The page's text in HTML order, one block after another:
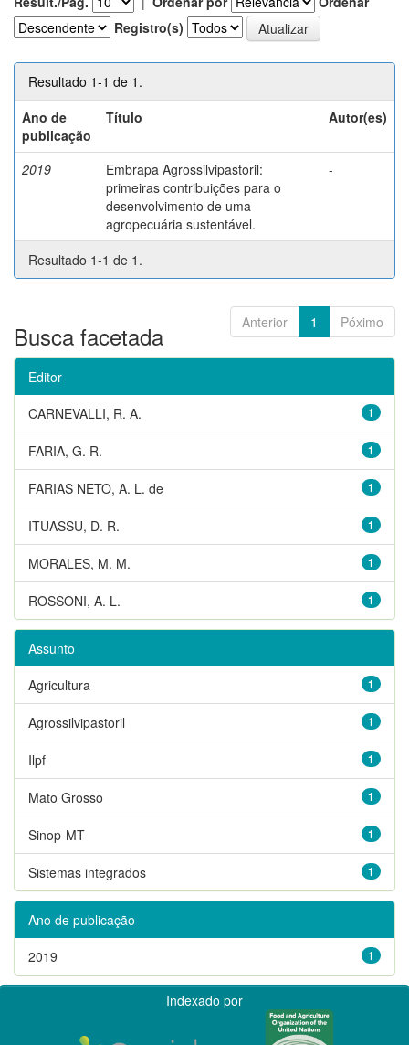
Registro(s)
Resultado 1-1 de 1.
Ano de
publicação
Título Autor(es)
2019
Embrapa Agrossilvipastoril:
primeiras contribuições para o
desenvolvimento de uma
agropecuária sustentável.
-
Resultado 1-1 de 1.
Anterior 1 Póximo
Busca facetada
Editor
1
CARNEVALLI, R. A.
1
FARIA, G. R.
1
FARIAS NETO, A. L. de
1
ITUASSU, D. R.
1
MORALES, M. M.
1
ROSSONI, A. L.
Assunto
1
Agricultura
1
Agrossilvipastoril
1
Ilpf
1
Mato Grosso
1
Sinop-MT
1
Sistemas integrados
Ano de publicação
1
2019
Indexado por